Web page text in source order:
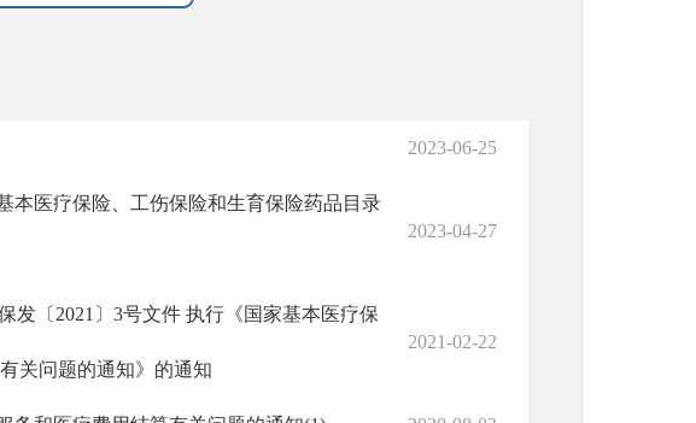
2023-06-25
本医疗保险、工伤保险和生育保险药品目录
2023-04-27
发〔2021〕3号文件 执行《国家基本医疗保
关问题的通知》的通知
2021-02-22